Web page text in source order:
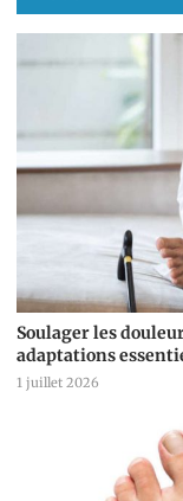
Soulager les
adaptations
1 juillet 2026